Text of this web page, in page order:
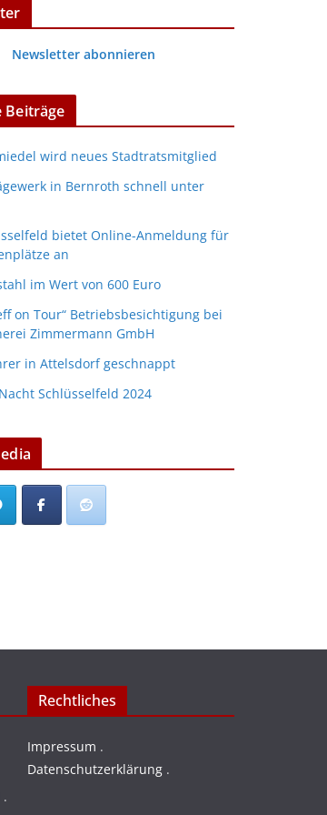
Newsletter abonnieren
Beiträge
wird neues Stadtratsmitglied
in Bernroth schnell unter
bietet Online-Anmeldung für
an
im Wert von 600 Euro
on Tour“ Betriebsbesichtigung bei
Zimmermann GmbH
in Attelsdorf geschnappt
Schlüsselfeld 2024
.
Rechtliches
Impressum .
Datenschutzerklärung .